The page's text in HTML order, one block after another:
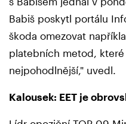
Babiš poskytl portálu
škoda omezovat
platebních metod, které
nejpohodlnější," uvedl.
Kalousek: EET je